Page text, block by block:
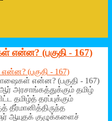
என்ன? (பகுதி - 167)
என்ன? (பகுதி - 167)
அரசாங்கத்துக்கும் தமிழ்
தமிழ்த் தரப்புக்கும்
தீர்மானித்திருந்த
ஆயுதக் குழுக்களைச்